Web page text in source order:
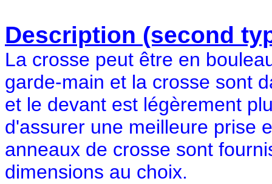
Description (second
La crosse peut être en
garde-main et la crosse sont
et le devant est légèrement
d'assurer une meilleure prise
anneaux de crosse sont
dimensions au choix.